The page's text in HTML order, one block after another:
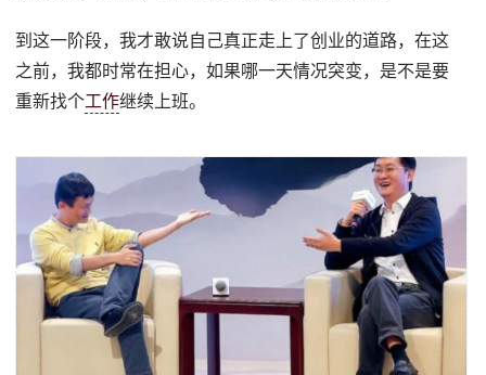
到这一阶段，我才敢说自己真正走上了创业的道路，在这
之前，我都时常在担心，如果哪一天情况突变，是不是要
重新找个工作继续上班。